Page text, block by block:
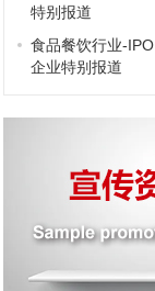
特别报道
食品餐饮行业-IPO
企业特别报道